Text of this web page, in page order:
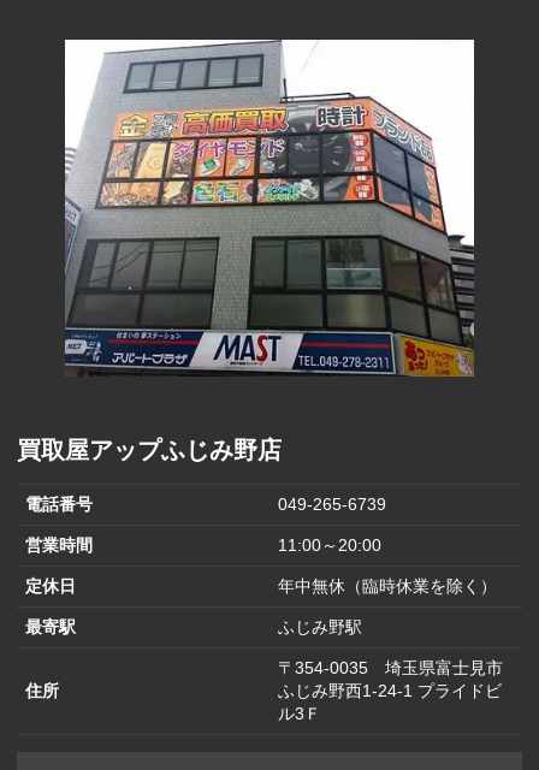
買取屋アップふじみ野店
電話番号 049-265-6739
営業時間 11:00～20:00
定休日 年中無休（臨時休業を除く）
最寄駅 ふじみ野駅
住所
〒354-0035 埼玉県富士見市
ふじみ野西1-24-1 プライドビ
ル3Ｆ